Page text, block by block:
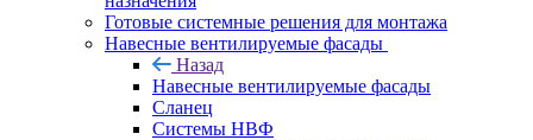
Готовые системные решения для монтажа
Навесные вентилируемые фасады
Назад
Навесные вентилируемые фасады
Сланец
Системы НВФ